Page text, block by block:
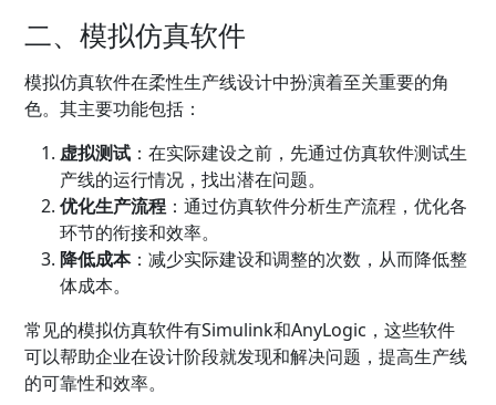
二、模拟仿真软件
模拟仿真软件在柔性生产线设计中扮演着至关重要的角
色。其主要功能包括：
虚拟测试 ：在实际建设之前，先通过仿真软件测试生
产线的运行情况，找出潜在问题。
优化生产流程 ：通过仿真软件分析生产流程，优化各
环节的衔接和效率。
降低成本：减少实际建设和调整的次数，从而降低整
体成本。
常见的模拟仿真软件有Simulink和AnyLogic，这些软件
可以帮助企业在设计阶段就发现和解决问题，提高生产线
的可靠性和效率。